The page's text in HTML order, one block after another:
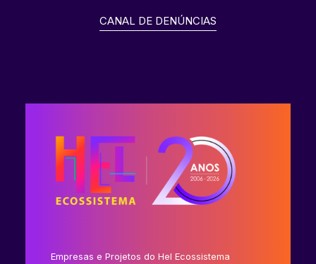
CANAL DE DENÚNCIAS
Empresas e Projetos do Hel Ecossistema